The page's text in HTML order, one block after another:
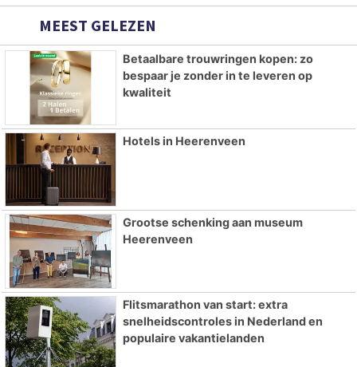
MEEST GELEZEN
Betaalbare trouwringen kopen: zo
bespaar je zonder in te leveren op
kwaliteit
Hotels in Heerenveen
Grootse schenking aan museum
Heerenveen
Flitsmarathon van start: extra
snelheidscontroles in Nederland en
populaire vakantielanden